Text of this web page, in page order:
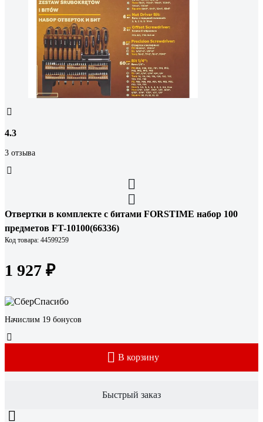
4.3
3 отзыва
Отвертки в комплекте с битами FORSTIME набор 100
предметов FT-10100(66336)
Код товара: 44599259
1 927 ₽
Начислим 19 бонусов
В корзину
Быстрый заказ